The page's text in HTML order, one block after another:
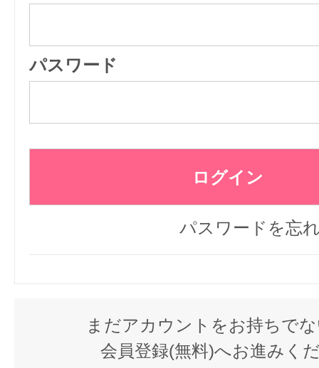
パスワード
パスワードを忘
まだアカウントをお持ちで
会員登録(無料)へお進みく